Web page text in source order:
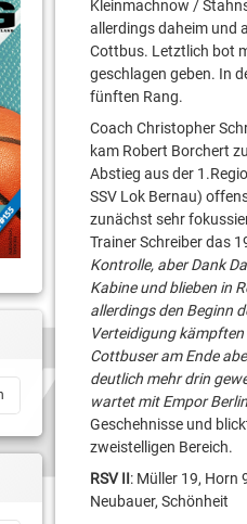
Kleinmachnow /
allerdings daheim und
Cottbus. Letztlich bot
geschlagen geben. In
fünften Rang.
Coach Christopher
kam Robert Borchert
Abstieg aus der
SSV Lok Bernau)
zunächst sehr
Trainer Schreiber das
Kontrolle, aber Dank
Kabine und blieben in
allerdings den Beginn
Verteidigung
Cottbuser am Ende
deutlich mehr drin
wartet mit Empor
Geschehnisse und
zweistelligen Bereich.
RSV II: Müller 19, Horn
Neubauer, Schönheit